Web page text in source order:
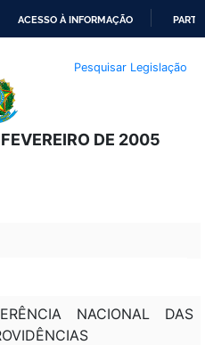
O
CONTEÚDO
ACESSO À INFORMAÇÃO
Pesquisar Legislação
DE 2005
NACIONAL DAS